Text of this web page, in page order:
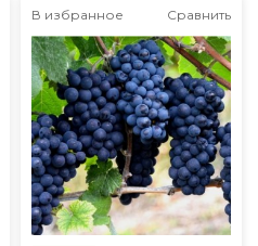
В избранное Сравнить